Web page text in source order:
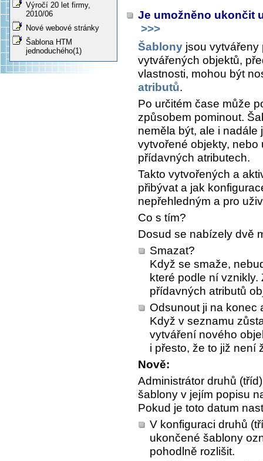
Výročí 20 let firmy,
2010/06
Nové webové stránky
Šablona HTM
jednoduchého(1)
Je umožněno ukončit
>>>
Šablony jsou vytvářeny
vytvářených objektů,
vlastnosti, mohou být
atributů.
Po určitém čase může
způsobem pominout.
neměla být, ale i
vytvořené objekty,
přídavných atributech.
Takto vytvořených a
přibývat a jak
nepřehledným a pro
Co s tím?
Dosud se nabízely dvě
Smazat?
Když se smaže,
které podle ní
přídavných atributů
Odsunout ji na konec
Když v seznamu
vytváření nového
i přesto, že to již není
Nově:
Administrátor druhů
šablony v jejím popisu
Pokud je toto datum
V konfiguraci druhů
ukončené šablony
pohodlně rozlišit.